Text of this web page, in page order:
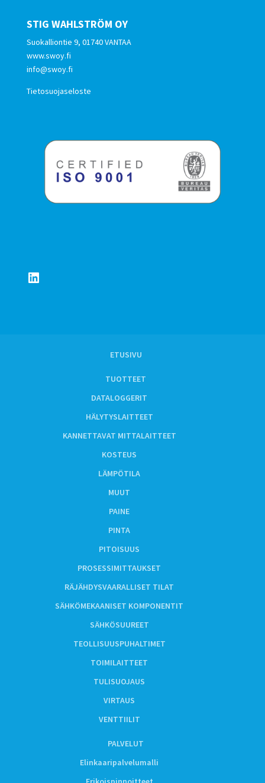
STIG WAHLSTRÖM OY
Suokalliontie 9, 01740 VANTAA
www.swoy.fi
info@swoy.fi
Tietosuojaseloste
LinkedIn
ETUSIVU
TUOTTEET
DATALOGGERIT
HÄLYTYSLAITTEET
KANNETTAVAT MITTALAITTEET
KOSTEUS
LÄMPÖTILA
MUUT
PAINE
PINTA
PITOISUUS
PROSESSIMITTAUKSET
RÄJÄHDYSVAARALLISET TILAT
SÄHKÖMEKAANISET KOMPONENTIT
SÄHKÖSUUREET
TEOLLISUUSPUHALTIMET
TOIMILAITTEET
TULISUOJAUS
VIRTAUS
VENTTIILIT
PALVELUT
Elinkaaripalvelumalli